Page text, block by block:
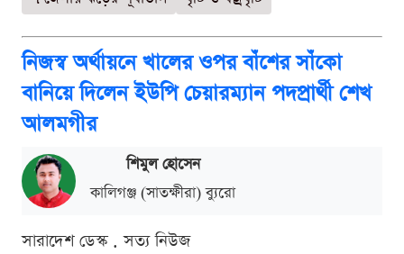
নিজস্ব অর্থায়নে খালের ওপর বাঁশের সাঁকো
বানিয়ে দিলেন ইউপি চেয়ারম্যান পদপ্রার্থী শেখ
আলমগীর
শিমুল হোসেন
কালিগঞ্জ (সাতক্ষীরা) ব্যুরো
সারাদেশ ডেস্ক . সত্য নিউজ